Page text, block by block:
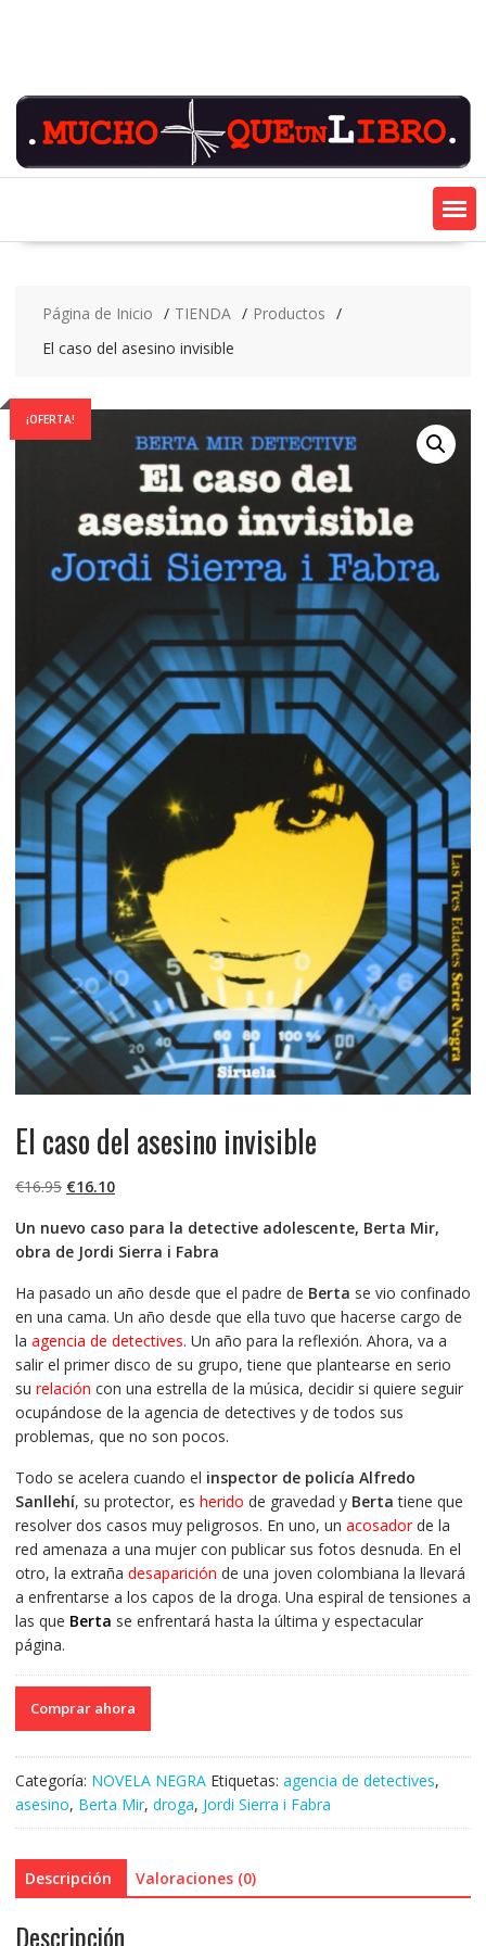
Página de Inicio TIENDA
Productos
El caso del asesino invisible
¡OFERTA!
El caso del asesino invisible
€16.95 El
original
era:
€16.10El
actual
es:
Un nuevo caso para la detective adolescente, Berta Mir,
obra de Jordi Sierra i Fabra
Ha pasado un año desde que el padre de Berta se vio confinado
en una cama. Un año desde que ella tuvo que hacerse cargo de
la agencia de detectives. Un año para la reflexión. Ahora, va a
salir el primer disco de su grupo, tiene que plantearse en serio
su relación con una estrella de la música, decidir si quiere seguir
ocupándose de la agencia de detectives y de todos sus
problemas, que no son pocos.
Todo se acelera cuando el inspector de policía Alfredo
Sanllehí, su protector, es herido de gravedad yBerta tiene que
resolver dos casos muy peligrosos. En uno, un acosadorde la
red amenaza a una mujer con publicar sus fotos desnuda. En el
otro, la extraña desaparición de una joven colombiana la llevará
a enfrentarse a los capos de la droga. Una espiral de tensiones a
las que Berta se enfrentará hasta la última y espectacular
página.
Comprar ahora
Categoría: NOVELA NEGRA Etiquetas: agencia de detectives,
asesino, Berta Mir, droga, Jordi Sierra i Fabra
Descripción Valoraciones (0)
Descripción